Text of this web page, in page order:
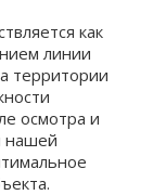
как
линии
территории
осмотра и
нашей